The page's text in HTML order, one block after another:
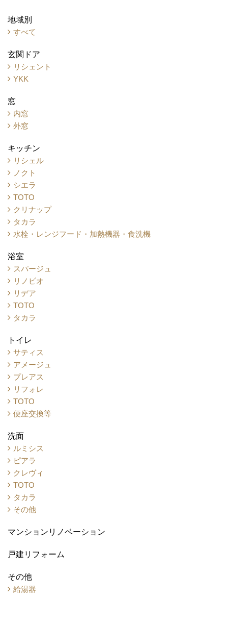
地域別
すべて
玄関ドア
リシェント
YKK
窓
内窓
外窓
キッチン
リシェル
ノクト
シエラ
TOTO
クリナップ
タカラ
水栓・レンジフード・加熱機器・食洗機
浴室
スパージュ
リノビオ
リデア
TOTO
タカラ
トイレ
サティス
アメージュ
プレアス
リフォレ
TOTO
便座交換等
洗面
ルミシス
ピアラ
クレヴィ
TOTO
タカラ
その他
マンションリノベーション
戸建リフォーム
その他
給湯器